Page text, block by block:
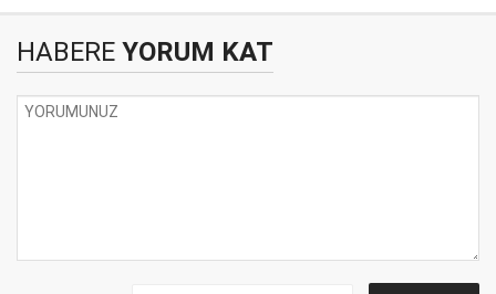
HABERE YORUM KAT